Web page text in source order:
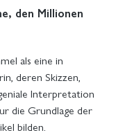
den Millionen
als eine in
deren Skizzen,
Interpretation
die Grundlage der
bilden.